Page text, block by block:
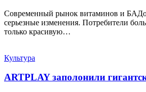
Современный рынок витаминов и
серьезные изменения. Потребители
только красивую…
Культура
ARTPLAY заполонили